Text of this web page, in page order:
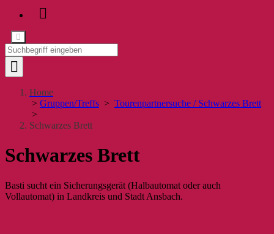
Home
> Gruppen/Treffs > Tourenpartnersuche / Schwarzes Brett
>
Schwarzes Brett
Schwarzes Brett
Basti sucht ein Sicherungsgerät (Halbautomat oder auch
Vollautomat) in Landkreis und Stadt Ansbach.